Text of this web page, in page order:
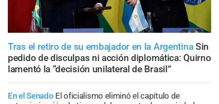
Tras el retiro de su embajador en la Argentina Sin
pedido de disculpas ni acción diplomática: Quirno
lamentó la “decisión unilateral de Brasil”
En el Senado El oficialismo eliminó el capítulo de